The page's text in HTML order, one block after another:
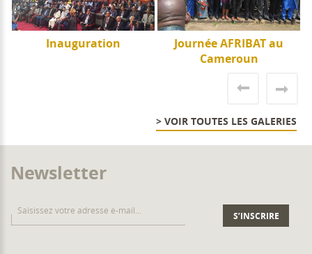
Inauguration
Journée AFRIBAT au
Cameroun
> VOIR TOUTES LES GALERIES
Newsletter